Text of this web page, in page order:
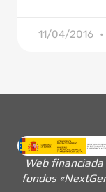
11/04/2016
Web
fondos